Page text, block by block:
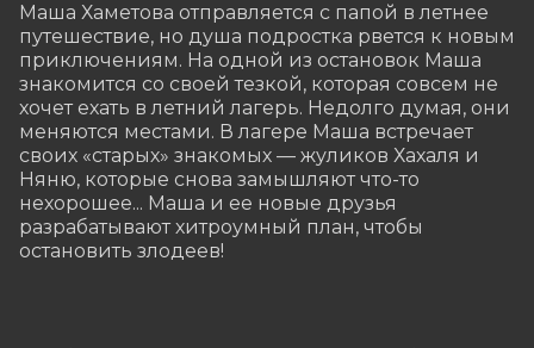
Маша Хаметова отправляется с папой в летнее
путешествие, но душа подростка рвется к новым
приключениям. На одной из остановок Маша
знакомится со своей тезкой, которая совсем не
хочет ехать в летний лагерь. Недолго думая, они
меняются местами. В лагере Маша встречает
своих «старых» знакомых — жуликов Хахаля и
Няню, которые снова замышляют что-то
нехорошее... Маша и ее новые друзья
разрабатывают хитроумный план, чтобы
остановить злодеев!